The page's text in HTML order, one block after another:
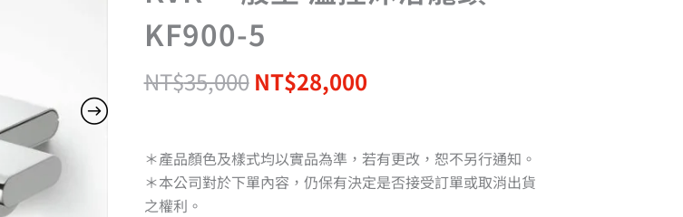
KF900-5
NT$35,000 NT$28,000
＊產品顏色及樣式均以實品為準，若有更改，恕不另行通知。
＊本公司對於下單內容，仍保有決定是否接受訂單或取消出貨
之權利。
頭
5
數